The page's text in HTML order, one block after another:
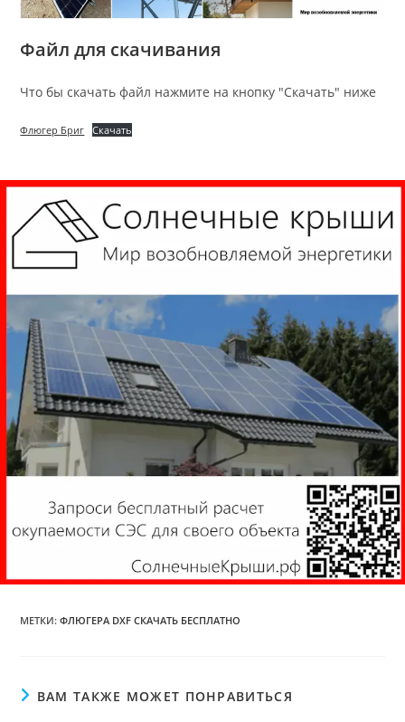
Файл для скачивания
Что бы скачать файл нажмите на кнопку "Скачать" ниже
Флюгер Бриг Скачать
МЕТКИ:ФЛЮГЕРА DXF СКАЧАТЬ БЕСПЛАТНО
ВАМ ТАКЖЕ МОЖЕТ ПОНРАВИТЬСЯ